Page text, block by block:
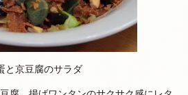
と京豆腐のサラダ